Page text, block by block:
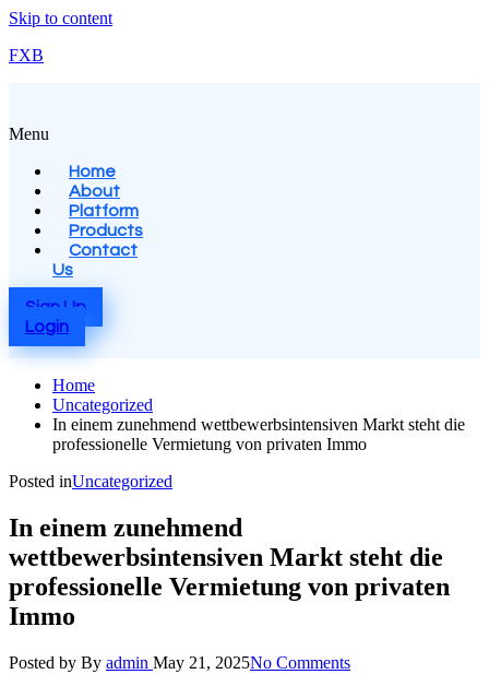
Skip to content
FXB
Menu
Home
About
Platform
Products
Contact
Us
Sign Up
Login
Home
Uncategorized
In einem zunehmend wettbewerbsintensiven Markt steht die
professionelle Vermietung von privaten Immo
Posted inUncategorized
In einem zunehmend
wettbewerbsintensiven Markt steht die
professionelle Vermietung von privaten
Immo
Posted by By admin May 21, 2025No Comments